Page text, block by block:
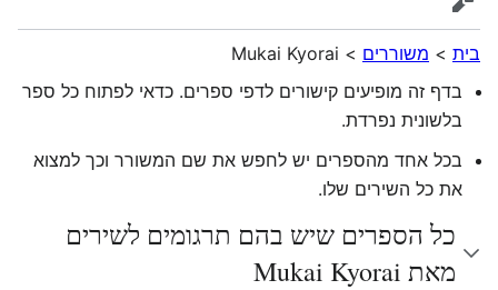
הצגת מקור
בית > משוררים >
Mukai Kyorai
בדף זה מופיעים קישורים לדפי ספרים. כדאי לפתוח כל ספר
בלשונית נפרדת.
בכל אחד מהספרים יש לחפש את שם המשורר וכך למצוא
את כל השירים שלו.
כל הספרים שיש בהם תרגומים לשירים
מאת Mukai Kyorai